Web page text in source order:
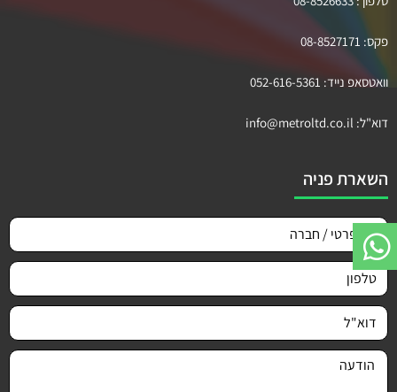
פקס: 08-8527171
וואטסאפ נייד: 052-616-5361
דוא"ל: info@metroltd.co.il
השארת פניה